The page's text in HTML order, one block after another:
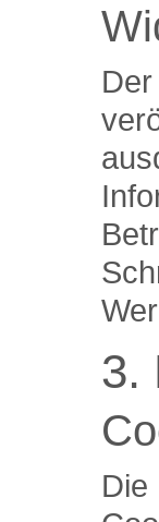
3.
Die